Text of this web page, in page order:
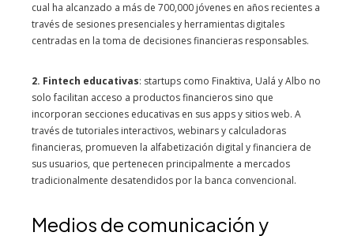
cual ha alcanzado a más de 700,000 jóvenes en años recientes a
través de sesiones presenciales y herramientas digitales
centradas en la toma de decisiones financieras responsables.
2. Fintech educativas: startups como Finaktiva, Ualá y Albo no
solo facilitan acceso a productos financieros sino que
incorporan secciones educativas en sus apps y sitios web. A
través de tutoriales interactivos, webinars y calculadoras
financieras, promueven la alfabetización digital y financiera de
sus usuarios, que pertenecen principalmente a mercados
tradicionalmente desatendidos por la banca convencional.
Medios de comunicación y